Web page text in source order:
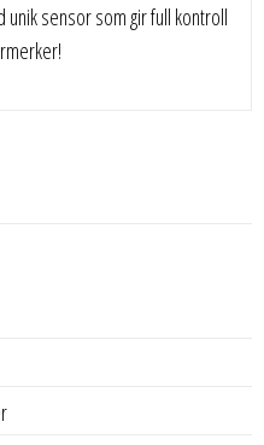
sensor som gir full kontroll